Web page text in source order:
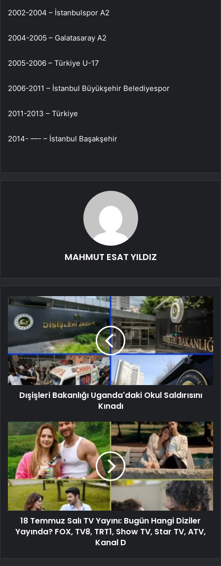
2002-2004 – İstanbulspor A2
2004-2005 – Galatasaray A2
2005-2006 – Türkiye U-17
2006-2011 – İstanbul Büyükşehir Belediyespor
2011-2013 – Türkiye
2014- —- – İstanbul Başakşehir
MAHMUT ESAT YILDIZ
Dışişleri Bakanlığı Uganda'daki Okul Saldırısını
Kınadı
18 Temmuz Salı TV Yayını: Bugün Hangi Diziler
Yayında? FOX, TV8, TRT1, Show TV, Star TV, ATV,
Kanal D